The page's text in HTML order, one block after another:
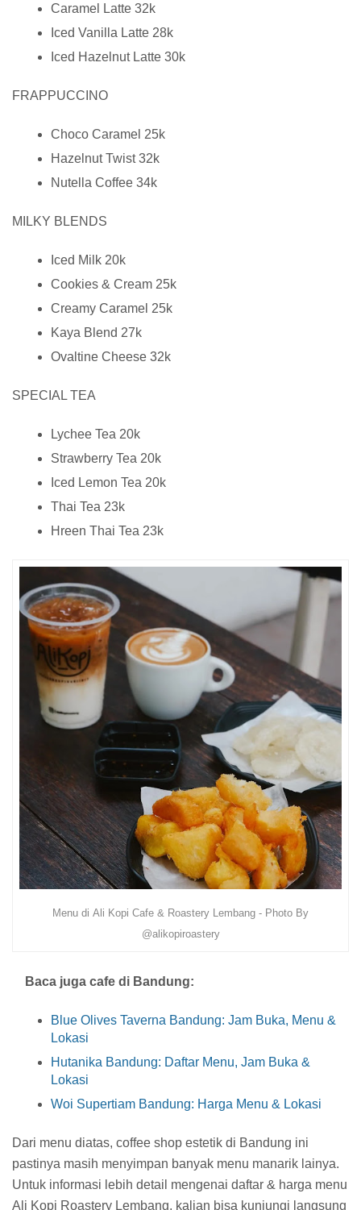
Caramel Latte 32k
Iced Vanilla Latte 28k
Iced Hazelnut Latte 30k
FRAPPUCCINO
Choco Caramel 25k
Hazelnut Twist 32k
Nutella Coffee 34k
MILKY BLENDS
Iced Milk 20k
Cookies & Cream 25k
Creamy Caramel 25k
Kaya Blend 27k
Ovaltine Cheese 32k
SPECIAL TEA
Lychee Tea 20k
Strawberry Tea 20k
Iced Lemon Tea 20k
Thai Tea 23k
Hreen Thai Tea 23k
Menu di Ali Kopi Cafe & Roastery Lembang - Photo By
@alikopiroastery
Baca juga cafe di Bandung:
Blue Olives Taverna Bandung: Jam Buka, Menu &
Lokasi
Hutanika Bandung: Daftar Menu, Jam Buka &
Lokasi
Woi Supertiam Bandung: Harga Menu & Lokasi
Dari menu diatas, coffee shop estetik di Bandung ini
pastinya masih menyimpan banyak menu manarik lainya.
Untuk informasi lebih detail mengenai daftar & harga menu
Ali Kopi Roastery Lembang, kalian bisa kunjungi langsung